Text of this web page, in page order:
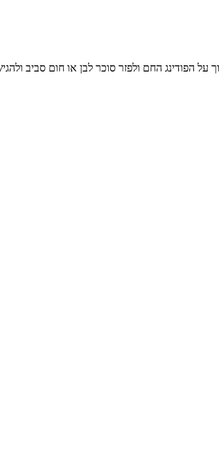
עד לקבלת צבע חום-זהוב, לשפוך על הפודינג החם ולפזר סוכר